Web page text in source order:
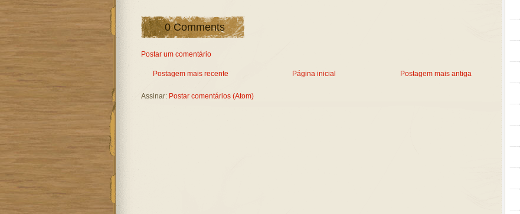
0 Comments
Postar um comentário
Postagem mais recente Postagem mais antiga
Página inicial
Assinar: Postar comentários (Atom)